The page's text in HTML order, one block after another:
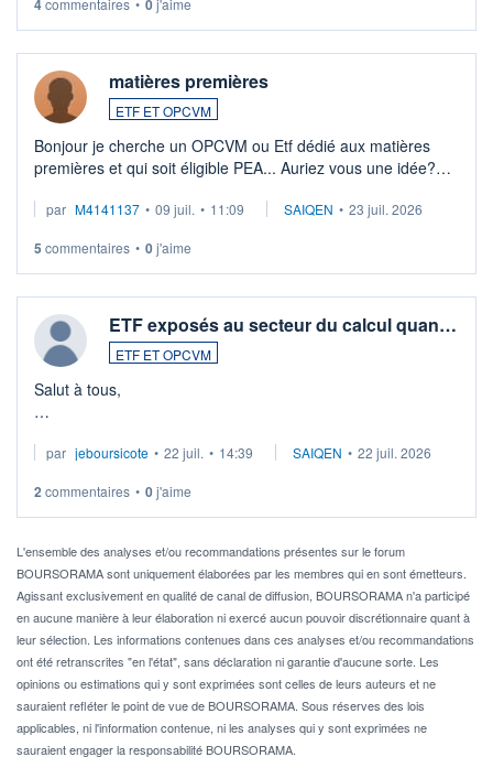
4commentaires • 0j'aime
matières premières
ETF ET OPCVM
Bonjour je cherche un OPCVM ou Etf dédié aux matières
premières et qui soit éligible PEA... Auriez vous une idée?
par M4141137 • 09 juil. • 11:09 SAIQEN • 23 juil. 2026
5 commentaires • 0j'aime
ETF exposés au secteur du calcul quan…
ETF ET OPCVM
Salut à tous,
via un ETF plutôt que des actions individuelles.
Idéalement, je voudrais qu'il soit éligible au PEA.
Pour l' ...
par jeboursicote • 22 juil. • 14:39 SAIQEN • 22 juil. 2026
2 commentaires • 0j'aime
L'ensemble des analyses et/ou recommandations présentes sur le forum
BOURSORAMA sont uniquement élaborées par les membres qui en sont émetteurs.
Agissant exclusivement en qualité de canal de diffusion, BOURSORAMA n'a participé
en aucune manière à leur élaboration ni exercé aucun pouvoir discrétionnaire quant à
leur sélection. Les informations contenues dans ces analyses et/ou recommandations
ont été retranscrites "en l'état", sans déclaration ni garantie d'aucune sorte. Les
opinions ou estimations qui y sont exprimées sont celles de leurs auteurs et ne
sauraient refléter le point de vue de BOURSORAMA. Sous réserves des lois
applicables, ni l'information contenue, ni les analyses qui y sont exprimées ne
sauraient engager la responsabilité BOURSORAMA.